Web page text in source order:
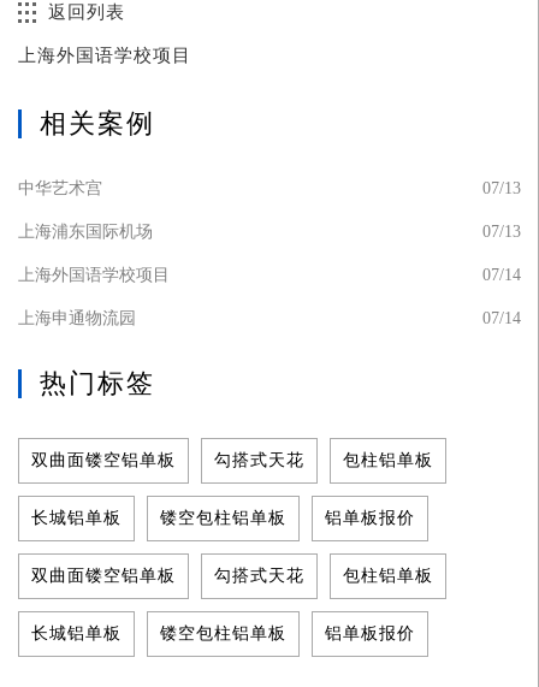
返回列表
上海外国语学校项目
相关案例
中华艺术宫 07/13
上海浦东国际机场 07/13
上海外国语学校项目 07/14
上海申通物流园 07/14
热门标签
双曲面镂空铝单板 勾搭式天花 包柱铝单板
长城铝单板 镂空包柱铝单板 铝单板报价
双曲面镂空铝单板 勾搭式天花 包柱铝单板
长城铝单板 镂空包柱铝单板 铝单板报价